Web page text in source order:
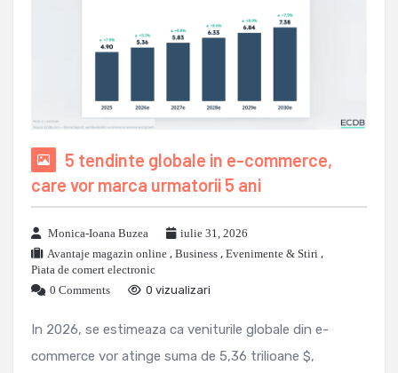
5 tendinte globale in e-commerce,
care vor marca urmatorii 5 ani
Monica-Ioana Buzea
iulie 31, 2026
Avantaje magazin online , Business , Evenimente & Stiri ,
Piata de comert electronic
0 Comments
0 vizualizari
In 2026, se estimeaza ca veniturile globale din e-
commerce vor atinge suma de 5,36 trilioane $,